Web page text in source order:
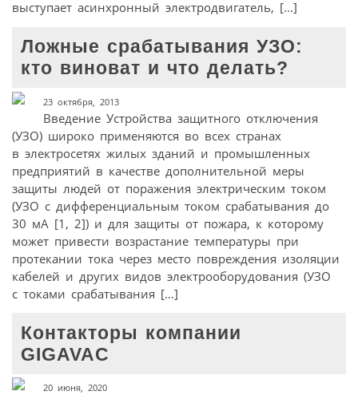
выступает асинхронный электродвигатель, […]
Ложные срабатывания УЗО:
кто виноват и что делать?
23 октября, 2013
Введение Устройства защитного отключения
(УЗО) широко применяются во всех странах
в электросетях жилых зданий и промышленных
предприятий в качестве дополнительной меры
защиты людей от поражения электрическим током
(УЗО с дифференциальным током срабатывания до
30 мА [1, 2]) и для защиты от пожара, к которому
может привести возрастание температуры при
протекании тока через место повреждения изоляции
кабелей и других видов электрооборудования (УЗО
с токами срабатывания […]
Контакторы компании
GIGAVAC
20 июня, 2020